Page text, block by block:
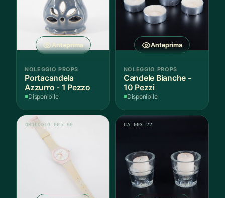
Anteprima
NOLEGGIO PROPS
Portacandela
Azzurro - 1 Pezzo
Disponibile
Anteprima
NOLEGGIO PROPS
Candele Bianche -
10 Pezzi
Disponibile
OROLOGIO 005-00 CA 003-22